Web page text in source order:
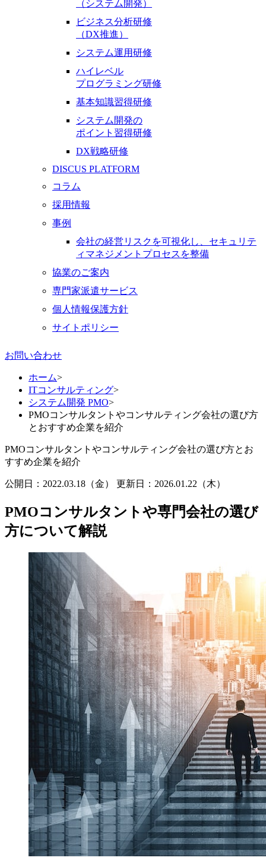
（システム開発）
ビジネス分析研修
（DX推進）
システム運用研修
ハイレベル
プログラミング研修
基本知識習得研修
システム開発の
ポイント習得研修
DX戦略研修
DISCUS PLATFORM
コラム
採用情報
事例
会社の経営リスクを可視化し、セキュリテ
ィマネジメントプロセスを整備
協業のご案内
専門家派遣サービス
個人情報保護方針
サイトポリシー
お問い合わせ
ホーム>
ITコンサルティング>
システム開発 PMO>
PMOコンサルタントやコンサルティング会社の選び方
とおすすめ企業を紹介
PMOコンサルタントやコンサルティング会社の選び方とお
すすめ企業を紹介
公開日：2022.03.18（金） 更新日： 2026.01.22（木）
PMOコンサルタントや専門会社の選び
方について解説